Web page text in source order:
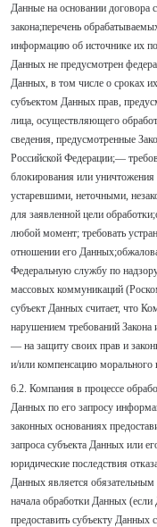
Данные на основании договора
закона;перечень
информацию об источнике их
Данных не предусмотрен
Данных, в том числе о сроках
субъектом Данных прав,
лица, осуществляющего
сведения, предусмотренные
Российской Федерации;—
блокирования или
устаревшими, неточными,
для заявленной цели
любой момент; требовать
отношении его
Федеральную службу по
массовых коммуникаций
субъект Данных считает, что
нарушением требований
— на защиту своих прав и
и/или компенсацию морального
6.2. Компания в процессе
Данных по его запросу
законных основаниях
запроса субъекта Данных или
юридические последствия
Данных является
начала обработки Данных
предоставить субъекту